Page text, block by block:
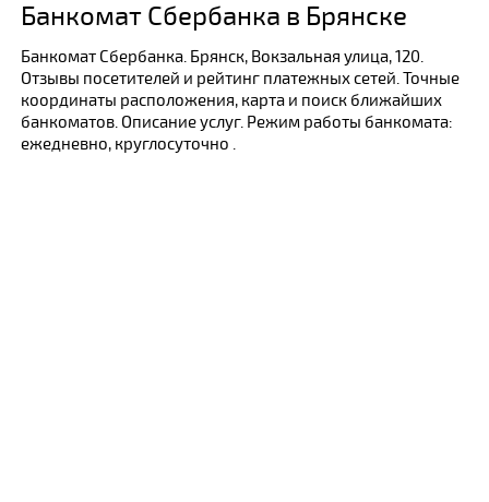
действие:
Поиск
Банкомат Сбербанка в Брянске
Банкомат Сбербанка. Брянск, Вокзальная улица, 120.
Отзывы посетителей и рейтинг платежных сетей. Точные
координаты расположения, карта и поиск ближайших
банкоматов. Описание услуг. Режим работы банкомата:
ежедневно, круглосуточно .